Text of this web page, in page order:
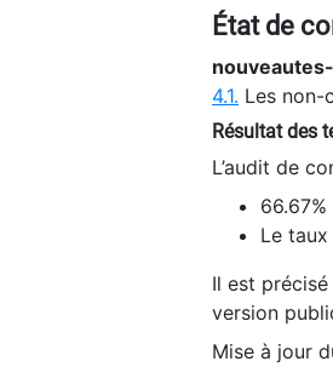
État de
4.1. Les non-
Résultat des
L’audit de
Le
Il est
version
Mise à jour